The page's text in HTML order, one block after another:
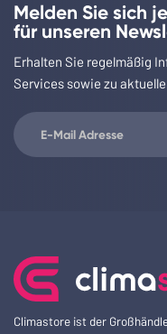
Melden Sie sich
für unseren
Erhalten Sie regelmäßig
Services sowie zu
Climastore ist der